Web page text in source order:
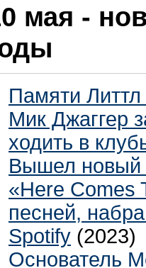
мая -
Памяти
Мик Джаггер
ходить в
Вышел новый
«Here Comes
песней,
Spotify (2023)
Основатель